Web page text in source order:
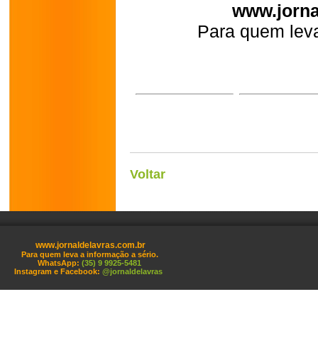
Para quem
Voltar
www.jornaldelavras.com.br
Para quem leva a informação a sério.
WhatsApp: (35) 9 9925-5481
Instagram e Facebook: @jornaldelavras